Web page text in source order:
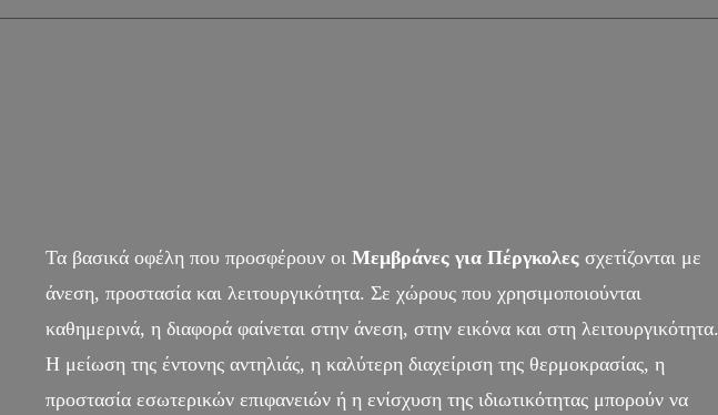
Τα βασικά οφέλη που προσφέρουν οι Μεμβράνες για Πέργκολεςσχετίζονται με
άνεση, προστασία και λειτουργικότητα. Σε χώρους που χρησιμοποιούνται
καθημερινά, η διαφορά φαίνεται στην άνεση, στην εικόνα και στη λειτουργικότητα.
Η μείωση της έντονης αντηλιάς, η καλύτερη διαχείριση της θερμοκρασίας, η
προστασία εσωτερικών επιφανειών ή η ενίσχυση της ιδιωτικότητας μπορούν να